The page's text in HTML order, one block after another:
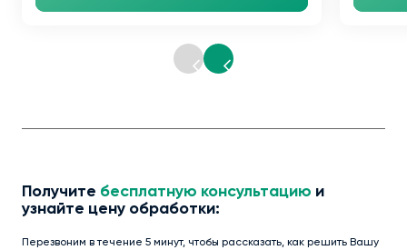
Получите бесплатную консультацию и
узнайте цену обработки:
Перезвоним в течение 5 минут, чтобы рассказать, как решить Вашу